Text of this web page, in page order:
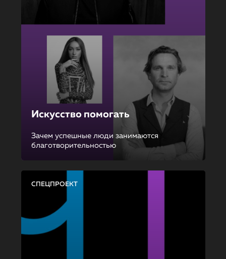
Искусство помогать
Зачем успешные люди занимаются
благотворительностью
СПЕЦПРОЕКТ